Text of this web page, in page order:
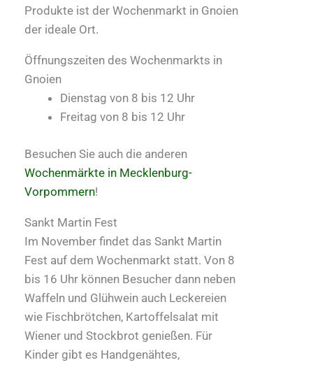
Produkte ist der Wochenmarkt in Gnoien
der ideale Ort.
Öffnungszeiten des Wochenmarkts in
Gnoien
Dienstag von 8 bis 12 Uhr
Freitag von 8 bis 12 Uhr
Besuchen Sie auch die anderen
Wochenmärkte in Mecklenburg-
Vorpommern!
Sankt Martin Fest
Im November findet das Sankt Martin
Fest auf dem Wochenmarkt statt. Von 8
bis 16 Uhr können Besucher dann neben
Waffeln und Glühwein auch Leckereien
wie Fischbrötchen, Kartoffelsalat mit
Wiener und Stockbrot genießen. Für
Kinder gibt es Handgenähtes,